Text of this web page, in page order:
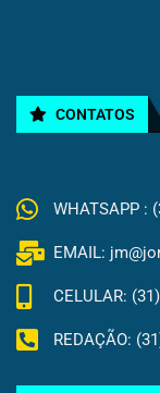
CONTATOS
WHATSAPP :
EMAIL:
CELULAR:
REDAÇÃO: